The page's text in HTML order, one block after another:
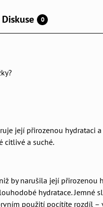
Diskuse 0
její přirozenou hydrataci
citlivé a suché.
by narušila její
hydratace. Jemné
použití pocítíte rozdíl –